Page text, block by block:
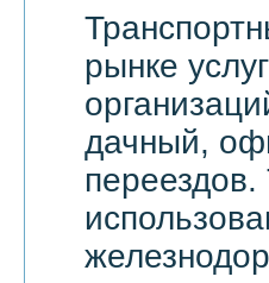
рынке
дачный,